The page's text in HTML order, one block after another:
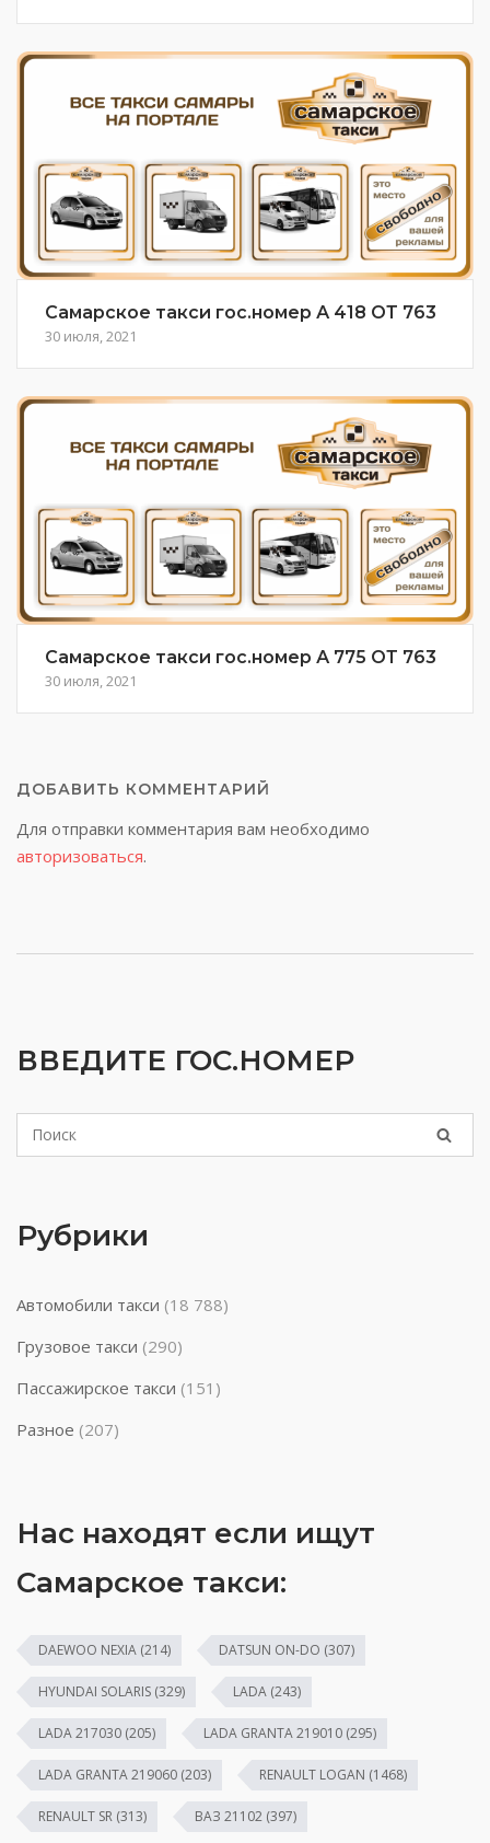
Самарское такси гос.номер А 418 ОТ 763
30 июля, 2021
Самарское такси гос.номер А 775 ОТ 763
30 июля, 2021
ДОБАВИТЬ КОММЕНТАРИЙ
Для отправки комментария вам необходимо
авторизоваться.
ВВЕДИТЕ ГОС.НОМЕР
Рубрики
Автомобили такси (18 788)
Грузовое такси (290)
Пассажирское такси (151)
Разное (207)
Нас находят если ищут
Самарское такси:
DAEWOO NEXIA (214) DATSUN ON-DO (307)
HYUNDAI SOLARIS (329) LADA (243)
LADA 217030 (205) LADA GRANTA 219010 (295)
LADA GRANTA 219060 (203) RENAULT LOGAN (1468)
RENAULT SR (313) ВАЗ 21102 (397)